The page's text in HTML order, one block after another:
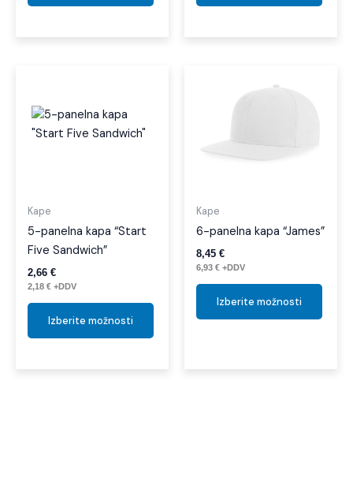
Kape
5-panelna kapa “Start
Five Sandwich”
2,66 €
2,18 € +DDV
Izberite možnosti
izbereteKape
6-panelna kapa “James”
8,45 €
6,93 € +DDV
Izberite možnosti
na